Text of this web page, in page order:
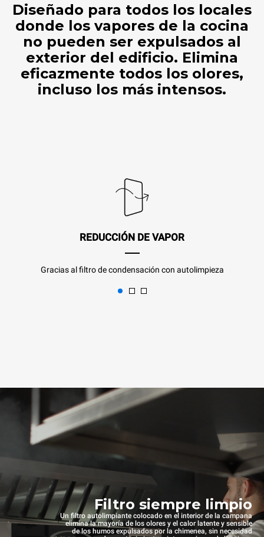
Diseñado para todos los locales
donde los vapores de la cocina
no pueden ser expulsados al
exterior del edificio. Elimina
eficazmente todos los olores,
incluso los más intensos.
REDUCCIÓN DE VAPOR
Gracias al filtro de condensación con autolimpieza
Filtro siempre limpio
Un filtro autolimpiante colocado en el interior de la campana
elimina la mayoría de los olores y el calor latente y sensible
de los humos expulsados por la chimenea, sin necesidad